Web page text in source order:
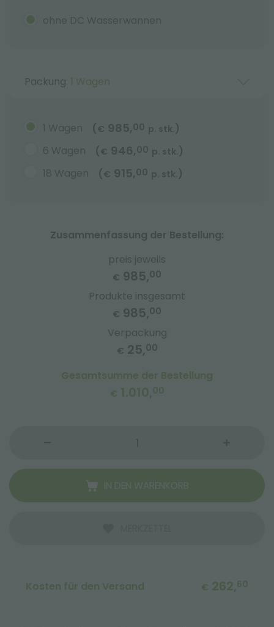
ohne DC Wasserwannen
Packung: 1 Wagen
1 Wagen ( € 985,00 p. stk. )
6 Wagen
( € 946,00 p. stk. )
18 Wagen
( € 915,00 p. stk. )
Zusammenfassung der Bestellung:
preis jeweils
€ 985,00
Produkte insgesamt
€ 985,00
Verpackung
€ 25,00
Gesamtsumme der Bestellung
€ 1.010,00
IN DEN WARENKORB
Kosten für den Versand € 262,60